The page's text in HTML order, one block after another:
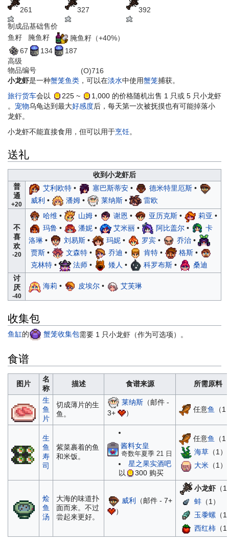
261 327
392
制成品基础售价
鱼籽
腌鱼籽
腌鱼籽（+40%）
67
134
187
高级
物品编号
(O)716
小龙虾是一种蟹笼鱼类 ，可以在淡水中使用蟹笼捕获。
旅行货车会以 225 ~ 1,000 的价格随机出售 1 只或 5 只小龙虾
。 宠物乌龟达到最大好感度后，每天第一次被抚摸也有可能掉落小
龙虾。
小龙虾不能直接食用，但可以用于烹饪。
送礼
收到小龙虾后
普
通
+20
艾利欧特• 塞巴斯蒂安• 德米特里厄斯•
威利 • 潘姆• 莱纳斯• 雷欧
不
喜
欢
-20
哈维• 山姆• 谢恩 • 亚历克斯• 莉亚 •
玛鲁• 潘妮• 艾米丽• 阿比盖尔•
卡
洛琳• 刘易斯• 玛妮• 罗宾• 乔治•
贾斯• 文森特• 乔迪 • 肯特• 格斯•
克林特• 法师• 矮人 • 科罗布斯•
桑迪
讨
厌
-40
海莉 • 皮埃尔• 艾芙琳
收集包
鱼缸的 蟹笼收集包需要 1 只小龙虾（作为可选项）。
食谱
图片
名
称
描述 食谱来源
所需原料
生
鱼
片
切成薄片的生
鱼。
莱纳斯（邮件 -
3+
） 任意鱼 （1
生
鱼
寿
司
紫菜裹着的鱼
和米饭。
酱料女皇
奇数年夏季 21 日
星之果实酒吧
以
300购买
任意鱼 （1
海草（1）
大米（1）
烩
鱼
汤
大海的味道扑
面而来。不过
尝起来更好。
威利 （邮件 - 7+
）
小龙虾（1
蚌（1）
玉黍螺 （
西红柿（1